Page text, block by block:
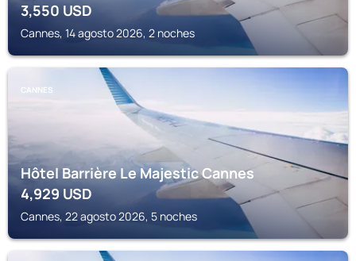
3,550 USD
Cannes, 14 agosto 2026, 2 noches
CANNES
Hôtel Barrière Le Majestic Cannes
4,929 USD
Cannes, 22 agosto 2026, 5 noches